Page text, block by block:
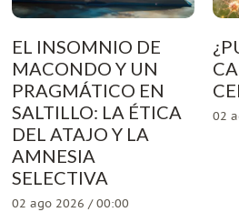
EL INSOMNIO DE
MACONDO Y UN
PRAGMÁTICO EN
SALTILLO: LA ÉTICA
DEL ATAJO Y LA
AMNESIA
SELECTIVA
02 ago 2026 / 00:00
02